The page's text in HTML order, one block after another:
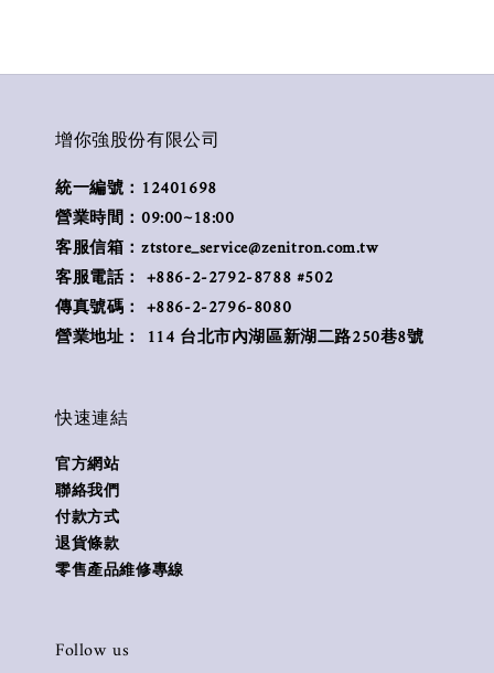
增你強股份有限公司
統一編號：12401698
營業時間：09:00~18:00
客服信箱：ztstore_service@zenitron.com.tw
客服電話： +886-2-2792-8788 #502
傳真號碼： +886-2-2796-8080
營業地址： 114 台北市內湖區新湖二路250巷8號
快速連結
官方網站
聯絡我們
付款方式
退貨條款
零售產品維修專線
Follow us